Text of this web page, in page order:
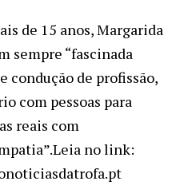
de 15 anos, Margarida
sempre “fascinada
condução de profissão,
com pessoas para
reais com
no link: